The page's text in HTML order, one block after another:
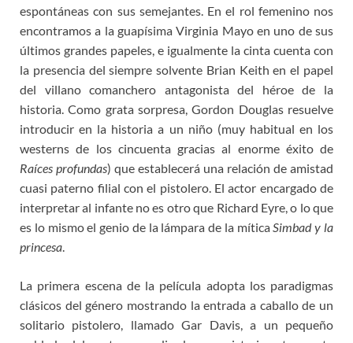
espontáneas con sus semejantes. En el rol femenino nos
encontramos a la guapísima Virginia Mayo en uno de sus
últimos grandes papeles, e igualmente la cinta cuenta con
la presencia del siempre solvente Brian Keith en el papel
del villano comanchero antagonista del héroe de la
historia. Como grata sorpresa, Gordon Douglas resuelve
introducir en la historia a un niño (muy habitual en los
westerns de los cincuenta gracias al enorme éxito de
Raíces profundas) que establecerá una relación de amistad
cuasi paterno filial con el pistolero. El actor encargado de
interpretar al infante no es otro que Richard Eyre, o lo que
es lo mismo el genio de la lámpara de la míticaSimbad y la
princesa.
La primera escena de la película adopta los paradigmas
clásicos del género mostrando la entrada a caballo de un
solitario pistolero, llamado Gar Davis, a un pequeño